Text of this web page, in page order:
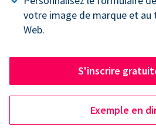
votre image de marque et
Web.
S'inscrire
Exemple en